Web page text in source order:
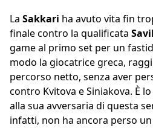
La Sakkari ha avuto vita fin
finale contro la qualificata
game al primo set per un
modo la giocatrice greca,
percorso netto, senza aver
contro Kvitova e Siniakova. È
alla sua avversaria di questa
infatti, non ha ancora perso